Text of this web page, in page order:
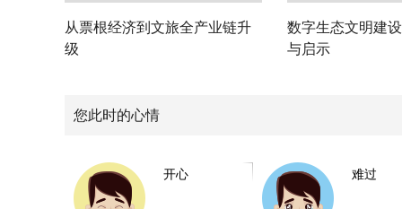
从票根经济到文旅全产业链升
级
数字生态文明建
与启示
您此时的心情
开心 难过